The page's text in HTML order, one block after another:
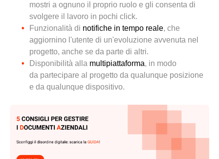
mostri a ognuno il proprio ruolo e gli consenta di
svolgere il lavoro in pochi click.
Funzionalità di notifiche in tempo reale, che
aggiornino l'utente di un'evoluzione avvenuta nel
progetto, anche se da parte di altri.
Disponibilità alla multipiattaforma, in modo
da partecipare al progetto da qualunque posizione
e da qualunque dispositivo.